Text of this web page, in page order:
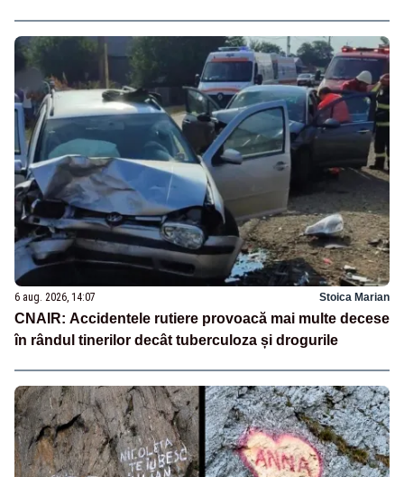
6 aug. 2026, 14:07 Stoica Marian
CNAIR: Accidentele rutiere provoacă mai multe decese
în rândul tinerilor decât tuberculoza și drogurile